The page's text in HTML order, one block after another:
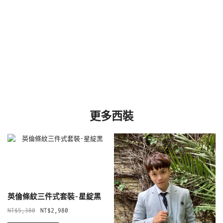
更多西裝
英倫條紋三件式套裝-星綻黑
NT$5,380 NT$2,980